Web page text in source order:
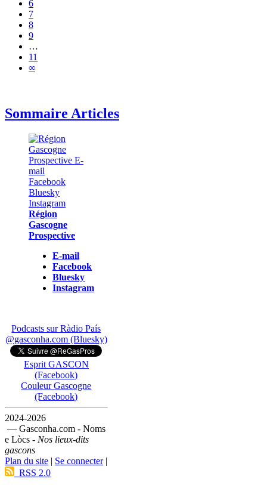
6
7
8
9
…
11
∞
Sommaire Articles
Région
Gascogne
Prospective
E-mail
Facebook
Bluesky
Instagram
Podcasts sur Ràdio País
@gasconha.com (Bluesky)
Esprit GASCON
(Facebook)
Couleur Gascogne
(Facebook)
2024-2026
— Gasconha.com - Noms
e Lòcs - Nos lieux-dits
gascons
Plan du site | Se connecter|
RSS 2.0